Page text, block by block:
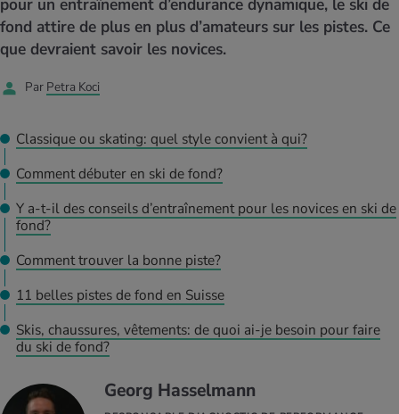
d’alimentation
et intolérances
Calculateur d’IMC
d’hiver
ACTUELS DANS LE DOMAINE MOUVEMENT
Calculer la consommation de calories
être
au quotidien
de relaxation
ACTUELS DANS LE DOMAINE RELAXATION
Travail et santé
physiques
médical
spécialisée
des femmes
Réduire la tension artérielle
ACTUELS DANS LE DOMAINE SERVICE
Offres
pour un entraînement d’endurance dynamique, le ski de
fond attire de plus en plus d’amateurs sur les pistes. Ce
que devraient savoir les novices.
Par Petra Koci
Classique ou skating: quel style convient à qui?
Comment débuter en ski de fond?
Y a-t-il des conseils d’entraînement pour les novices en ski de
fond?
Comment trouver la bonne piste?
11 belles pistes de fond en Suisse
Skis, chaussures, vêtements: de quoi ai-je besoin pour faire
du ski de fond?
Georg Hasselmann